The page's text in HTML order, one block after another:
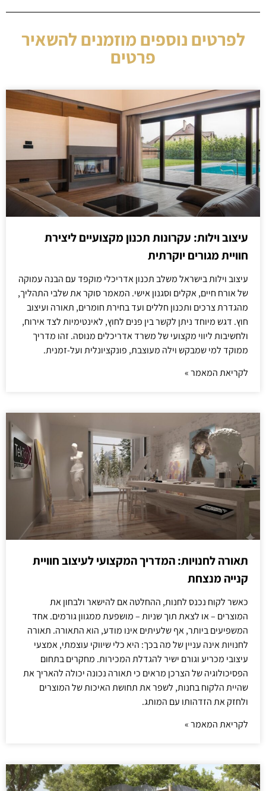
לפרטים נוספים מוזמנים להשאיר
פרטים
עיצוב וילות: עקרונות תכנון מקצועיים ליצירת
חוויית מגורים יוקרתית
עיצוב וילות בישראל משלב תכנון אדריכלי מוקפד עם הבנה עמוקה
של אורח חיים, אקלים וסגנון אישי. המאמר סוקר את שלבי התהליך,
מהגדרת צרכים ותכנון חללים ועד בחירת חומרים, תאורה ועיצוב
חוץ. דגש מיוחד ניתן לקשר בין פנים לחוץ, לאינטימיות לצד אירוח,
ולחשיבות ליווי מקצועי של משרד אדריכלים מנוסה. זהו מדריך
ממוקד למי שמבקש וילה מעוצבת, פונקציונלית ועל-זמנית.
לקריאת המאמר »
תאורה לחנויות: המדריך המקצועי לעיצוב חוויית
קנייה מנצחת
כאשר לקוח נכנס לחנות, ההחלטה אם להישאר ולבחון את
המוצרים – או לצאת תוך שניות – מושפעת ממגוון גורמים. אחד
המשפיעים ביותר, אף שלעיתים אינו מודע, הוא התאורה. תאורה
לחנויות אינה עניין של מה בכך: היא כלי שיווקי עוצמתי, אמצעי
עיצובי מכריע וגורם ישיר להגדלת המכירות. מחקרים בתחום
הפסיכולוגיה של הצרכן מראים כי תאורה נכונה יכולה להאריך את
שהיית הלקוח בחנות, לשפר את תחושת האיכות של המוצרים
ולחזק את הזדהותו עם המותג.
לקריאת המאמר »